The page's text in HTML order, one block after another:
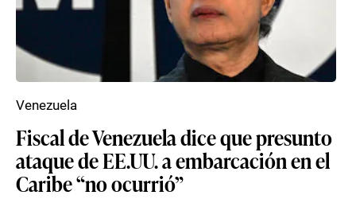
Fiscal de Venezuela dice que presunto
ataque de EE.UU. a embarcación en el
Caribe “no ocurrió”
Venezuela